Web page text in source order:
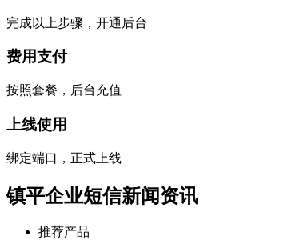
完成以上步骤，开通后台
费用支付
按照套餐，后台充值
上线使用
绑定端口，正式上线
镇平企业短信新闻资讯
推荐产品